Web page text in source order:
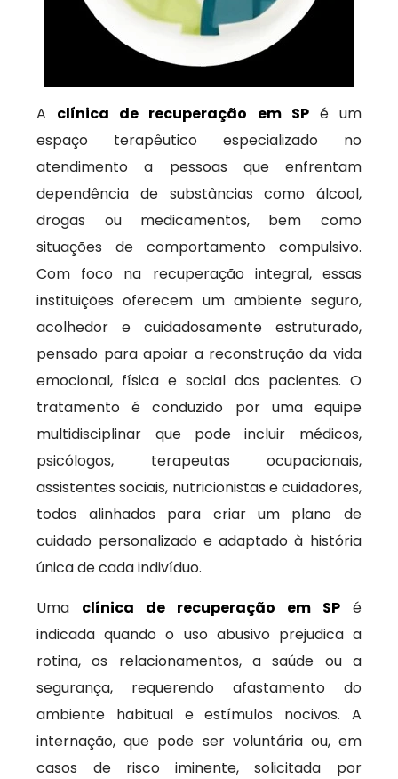
A clínica de recuperação em SPé um
espaço terapêutico especializado no
atendimento a pessoas que enfrentam
dependência de substâncias como álcool,
drogas ou medicamentos, bem como
situações de comportamento compulsivo.
Com foco na recuperação integral, essas
instituições oferecem um ambiente seguro,
acolhedor e cuidadosamente estruturado,
pensado para apoiar a reconstrução da vida
emocional, física e social dos pacientes. O
tratamento é conduzido por uma equipe
multidisciplinar que pode incluir médicos,
psicólogos, terapeutas ocupacionais,
assistentes sociais, nutricionistas e cuidadores,
todos alinhados para criar um plano de
cuidado personalizado e adaptado à história
única de cada indivíduo.
Uma clínica de recuperação em SPé
indicada quando o uso abusivo prejudica a
rotina, os relacionamentos, a saúde ou a
segurança, requerendo afastamento do
ambiente habitual e estímulos nocivos. A
internação, que pode ser voluntária ou, em
casos de risco iminente, solicitada por